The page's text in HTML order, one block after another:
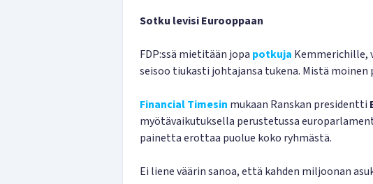
Sotku levisi Eurooppaan
FDP:ssä mietitään jopa potkuja Kemmerichille,
seisoo tiukasti johtajansa tukena. Mistä moinen
Financial Timesin mukaan Ranskan presidentti
myötävaikutuksella perustetussa
painetta erottaa puolue koko ryhmästä.
Ei liene väärin sanoa, että kahden miljoonan